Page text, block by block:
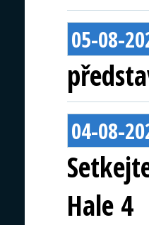
05-08-
04-08-
Hale 4